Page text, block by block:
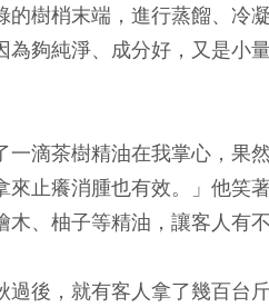
的樹梢末端，進行蒸餾、冷
為夠純淨、成分好，又是小
一滴茶樹精油在我掌心，果
來止癢消腫也有效。」他笑
木、柚子等精油，讓客人有不
過後，就有客人拿了幾百台